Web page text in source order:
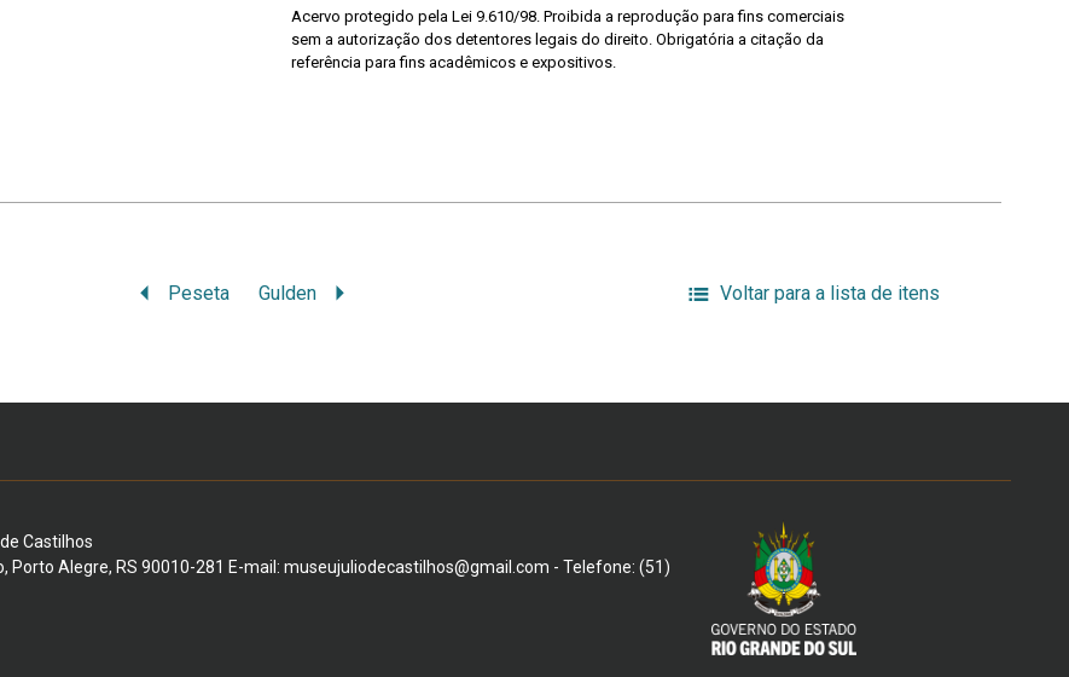
Acervo protegido pela Lei 9.610/98. Proibida a reprodução para fins comerciais
sem a autorização dos detentores legais do direito. Obrigatória a citação da
referência para fins acadêmicos e expositivos.
Peseta Gulden Voltar para a lista de itens
Castilhos
Porto Alegre, RS 90010-281 E-mail: museujuliodecastilhos@gmail.com - Telefone: (51)